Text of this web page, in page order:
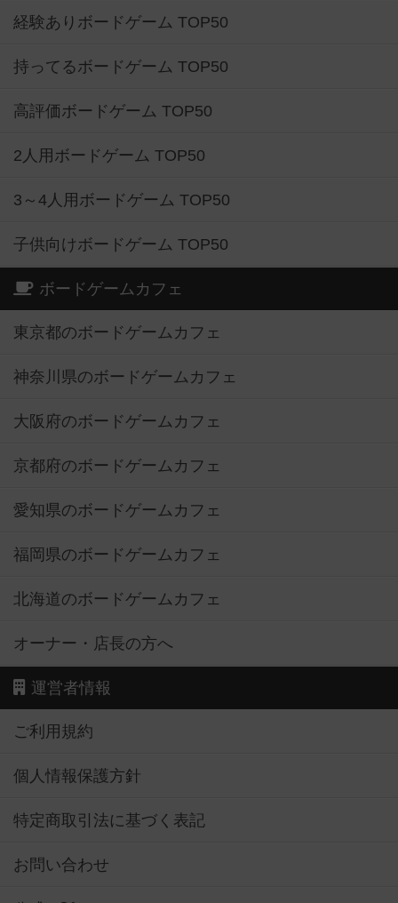
経験ありボードゲーム TOP50
持ってるボードゲーム TOP50
高評価ボードゲーム TOP50
2人用ボードゲーム TOP50
3～4人用ボードゲーム TOP50
子供向けボードゲーム TOP50
ボードゲームカフェ
東京都のボードゲームカフェ
神奈川県のボードゲームカフェ
大阪府のボードゲームカフェ
京都府のボードゲームカフェ
愛知県のボードゲームカフェ
福岡県のボードゲームカフェ
北海道のボードゲームカフェ
オーナー・店長の方へ
運営者情報
ご利用規約
個人情報保護方針
特定商取引法に基づく表記
お問い合わせ